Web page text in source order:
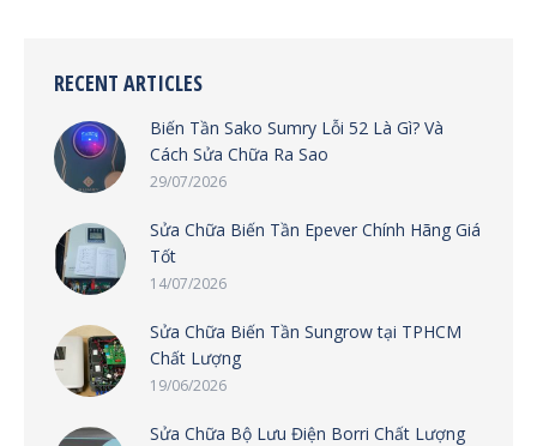
RECENT ARTICLES
Biến Tần Sako Sumry Lỗi 52 Là Gì? Và
Cách Sửa Chữa Ra Sao
29/07/2026
Sửa Chữa Biến Tần Epever Chính Hãng Giá
Tốt
14/07/2026
Sửa Chữa Biến Tần Sungrow tại TPHCM
Chất Lượng
19/06/2026
Sửa Chữa Bộ Lưu Điện Borri Chất Lượng